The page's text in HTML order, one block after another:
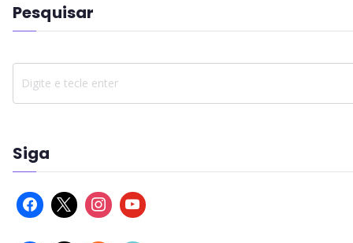
Pesquisar
Siga